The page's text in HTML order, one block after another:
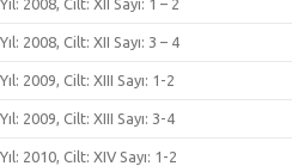
Yıl: 2008, Cilt: XII Sayı: 3 – 4
Yıl: 2009, Cilt: XIII Sayı: 1-2
Yıl: 2009, Cilt: XIII Sayı: 3-4
Yıl: 2010, Cilt: XIV Sayı: 1-2